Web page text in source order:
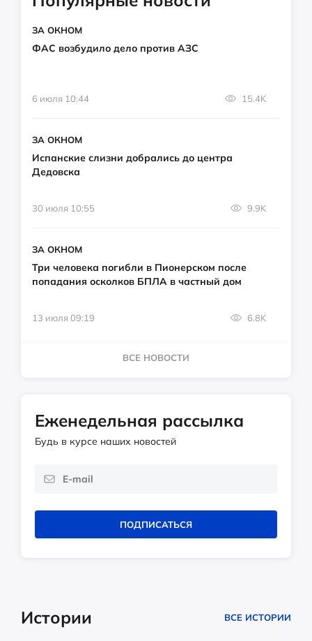
ЗА ОКНОМ
ФАС возбудило дело против АЗС
6 июля 10:44 15.4K
ЗА ОКНОМ
Испанские слизни добрались до центра
Дедовска
30 июля 10:55 9.9K
ЗА ОКНОМ
Три человека погибли в Пионерском после
попадания осколков БПЛА в частный дом
13 июля 09:19 6.8K
ВСЕ НОВОСТИ
Еженедельная рассылка
Будь в курсе наших новостей
ПОДПИСАТЬСЯ
Истории ВСЕ ИСТОРИИ